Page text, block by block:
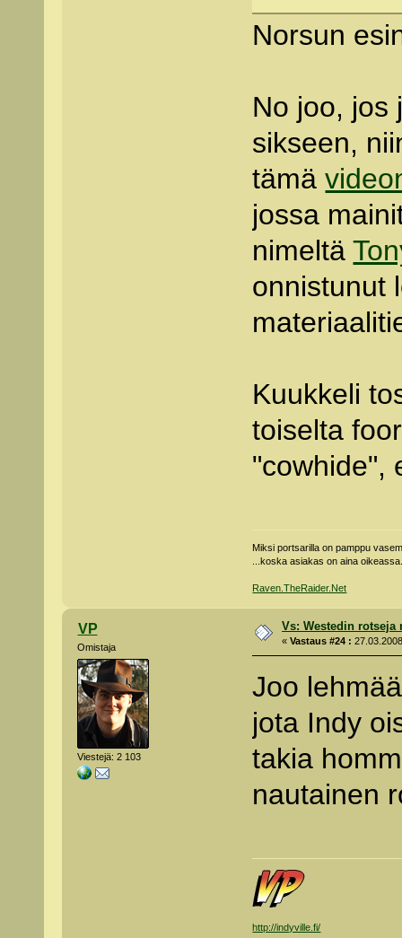
Norsun
No joo, jos
sikseen,
tämä
jossa
nimeltä
onnistunut
Kuukkeli
toiselta
"cowhide",
Miksi portsarilla on pamppu
...koska asiakas on aina
Raven.TheRaider.Net
VP
Omistaja
Viestejä: 2 103
Vs: Westedin rotseja
«Vastaus #24 :
Joo
jota Indy
takia
nautainen
http://indyville.fi/